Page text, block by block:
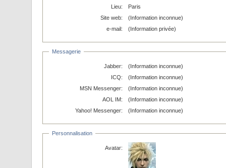
Lieu:
Paris
Site web:
(Information inconnue)
e-mail:
(Information privée)
Messagerie
Jabber:
(Information inconnue)
ICQ:
(Information inconnue)
MSN Messenger:
(Information inconnue)
AOL IM:
(Information inconnue)
Yahoo! Messenger:
(Information inconnue)
Personnalisation
Avatar: